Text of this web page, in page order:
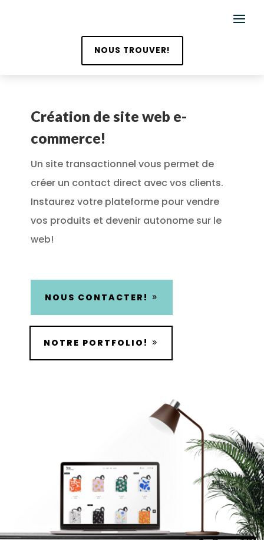
NOUS TROUVER!
Création de site web e-
commerce!
Un site transactionnel vous permet de
créer un contact direct avec vos clients.
Instaurez votre plateforme pour vendre
vos produits et devenir autonome sur le
web!
NOUS CONTACTER!
NOTRE PORTFOLIO!